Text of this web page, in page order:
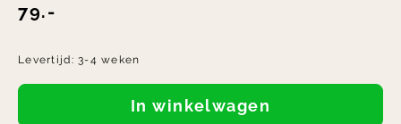
79.-
Levertijd:3-4 weken
In winkelwagen